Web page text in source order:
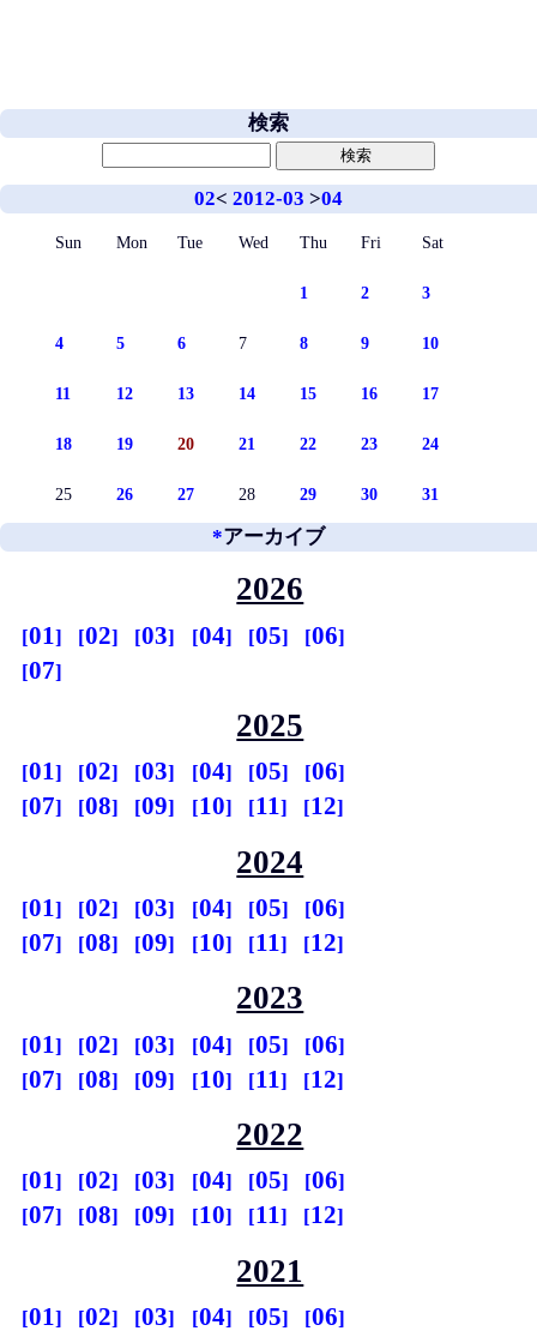
検索
02< 2012-03 >04
Sun Mon Tue Wed Thu Fri Sat
1 2 3
4 5 6 7 8 9 10
11 12 13 14 15 16 17
18 19 20 21 22 23 24
25 26 27 28 29 30 31
*アーカイブ
2026
01 02 03 04 05
06
07
2025
01 02 03 04 05
06
07
08 09 10 11 12
2024
01 02 03 04 05
06
07
08 09 10 11 12
2023
01 02 03 04 05
06
07
08 09 10 11 12
2022
01 02 03 04 05
06
07
08 09 10 11 12
2021
01 02 03 04 05
06